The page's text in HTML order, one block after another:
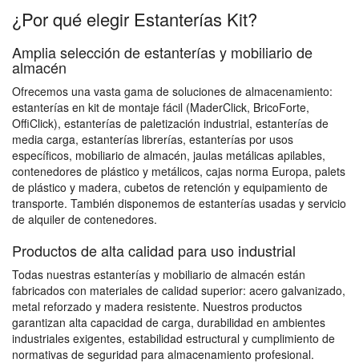
¿Por qué elegir Estanterías Kit?
Amplia selección de estanterías y mobiliario de
almacén
Ofrecemos una vasta gama de soluciones de almacenamiento:
estanterías en kit de montaje fácil (MaderClick, BricoForte,
OffiClick), estanterías de paletización industrial, estanterías de
media carga, estanterías librerías, estanterías por usos
específicos, mobiliario de almacén, jaulas metálicas apilables,
contenedores de plástico y metálicos, cajas norma Europa, palets
de plástico y madera, cubetos de retención y equipamiento de
transporte. También disponemos de estanterías usadas y servicio
de alquiler de contenedores.
Productos de alta calidad para uso industrial
Todas nuestras estanterías y mobiliario de almacén están
fabricados con materiales de calidad superior: acero galvanizado,
metal reforzado y madera resistente. Nuestros productos
garantizan alta capacidad de carga, durabilidad en ambientes
industriales exigentes, estabilidad estructural y cumplimiento de
normativas de seguridad para almacenamiento profesional.